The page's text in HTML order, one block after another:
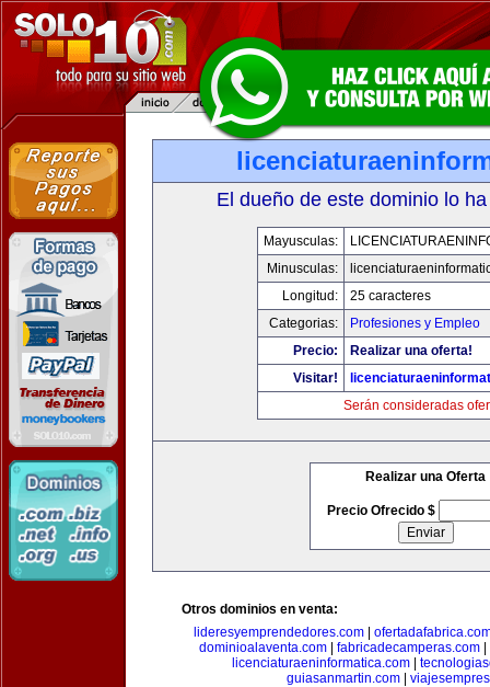
El dueño de este dominio lo
Mayusculas:
Minusculas:
Longitud:
25 caracteres
Categorias:
Profesiones y Empleo
Precio:
Realizar una oferta!
Visitar!
Serán consideradas
Realizar una Oferta
Precio Ofrecido $
Otros dominios en venta:
lideresyemprendedores.com
dominioalaventa.com
fabricadecamperas.com
licenciaturaeninformatica.com|
guiasanmartin.com|